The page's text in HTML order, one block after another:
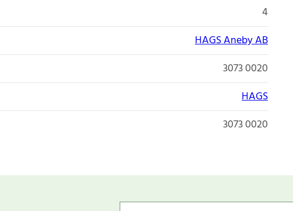
4
HAGS Aneby AB
3073 0020
HAGS
3073 0020